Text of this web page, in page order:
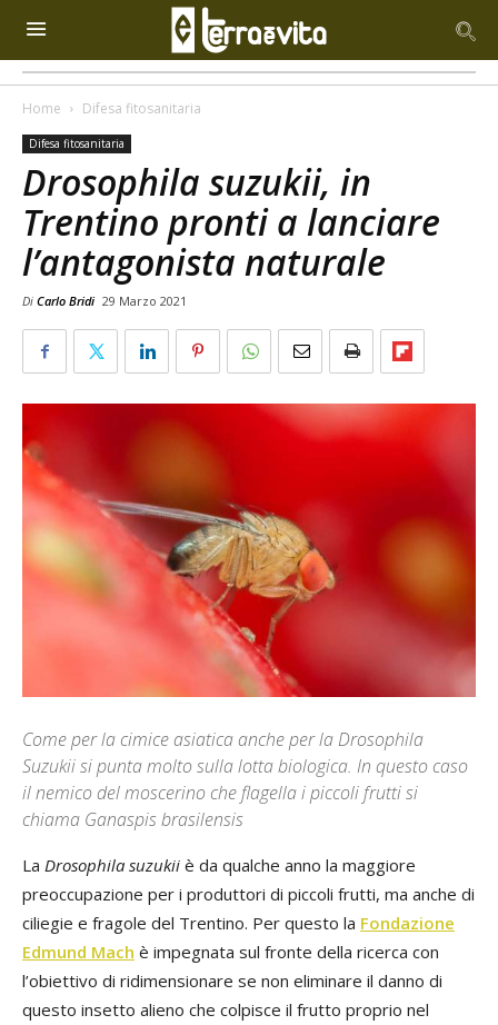
Home Difesa fitosanitaria
Difesa fitosanitaria
Drosophila suzukii, in
Trentino pronti a lanciare
l’antagonista naturale
Di Carlo Bridi 29 Marzo 2021
Come per la cimice asiatica anche per la Drosophila
Suzukii si punta molto sulla lotta biologica. In questo caso
il nemico del moscerino che flagella i piccoli frutti si
chiama Ganaspis brasilensis
La Drosophila suzukii è da qualche anno la maggiore
preoccupazione per i produttori di piccoli frutti, ma anche di
ciliegie e fragole del Trentino. Per questo la Fondazione
Edmund Mach è impegnata sul fronte della ricerca con
l’obiettivo di ridimensionare se non eliminare il danno di
questo insetto alieno che colpisce il frutto proprio nel